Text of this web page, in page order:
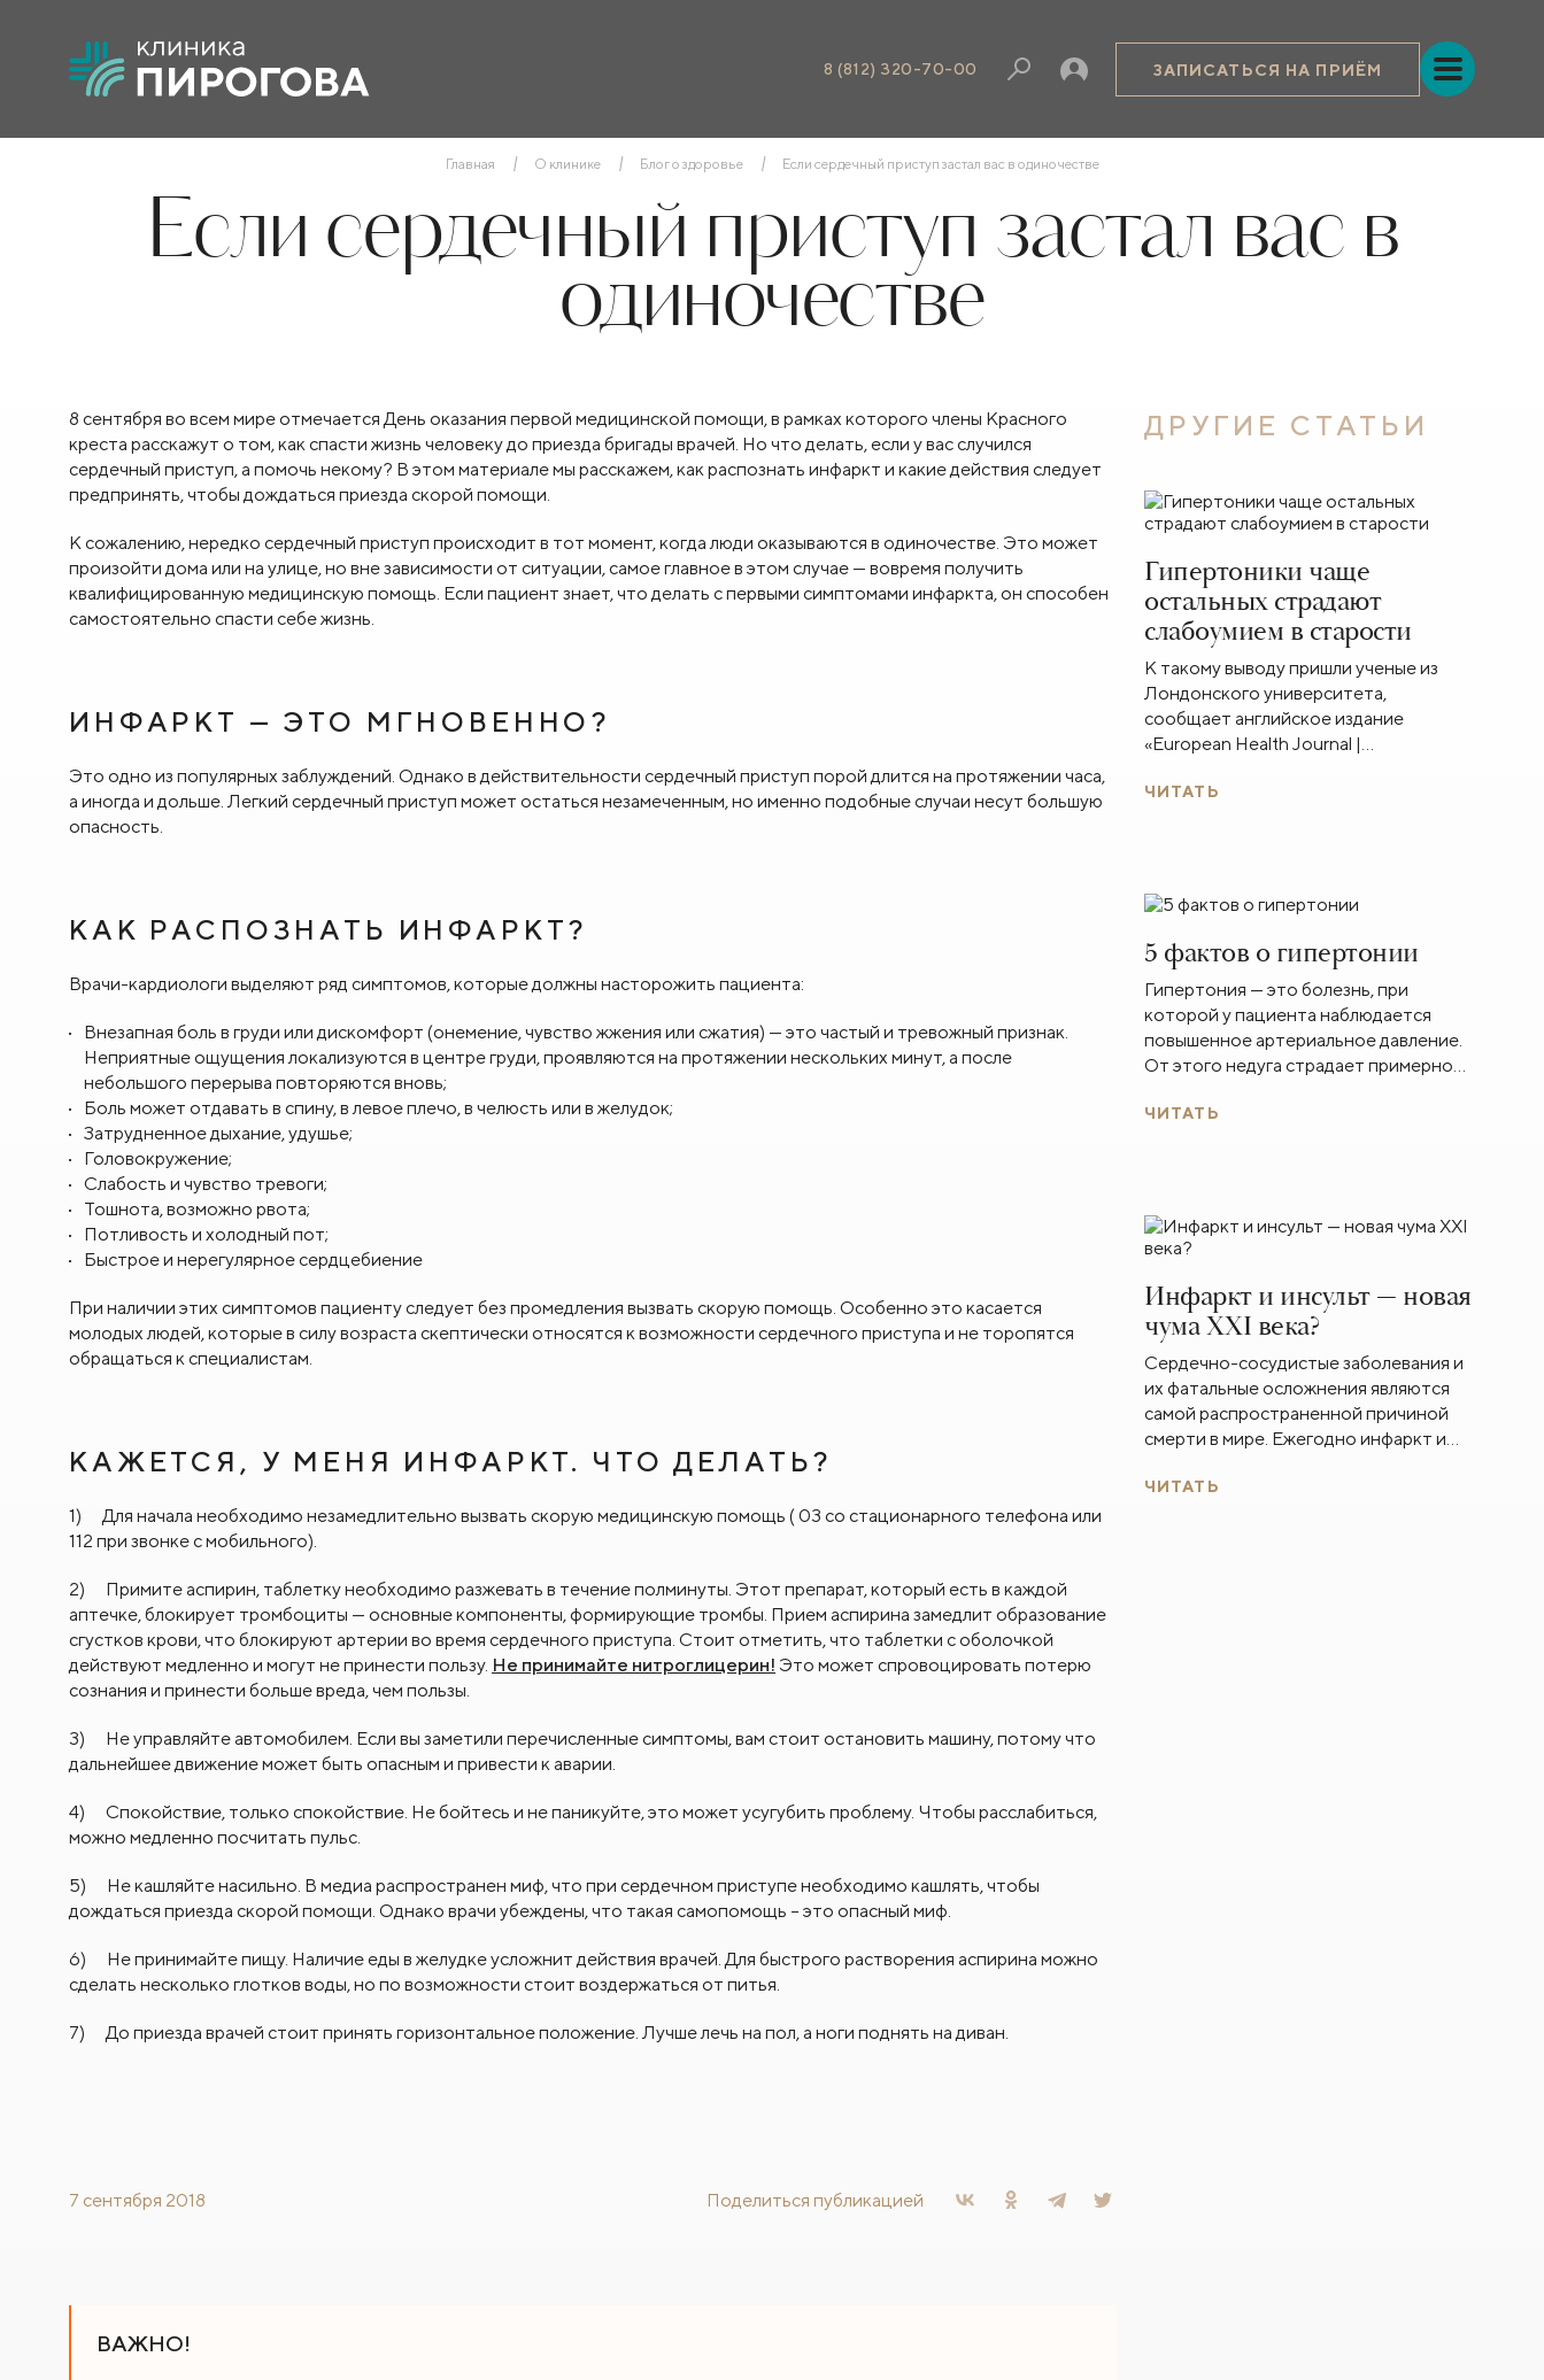
8 (812) 320-70-00 ЗАПИСАТЬСЯ НА ПРИЁМ
Главная О клинике Блог о здоровье Если сердечный приступ застал вас в одиночестве
Если сердечный приступ застал вас в
одиночестве
8 сентября во всем мире отмечается День оказания первой медицинской помощи, в рамках которого члены Красного
креста расскажут о том, как спасти жизнь человеку до приезда бригады врачей. Но что делать, если у вас случился
сердечный приступ, а помочь некому? В этом материале мы расскажем, как распознать инфаркт и какие действия следует
предпринять, чтобы дождаться приезда скорой помощи.
К сожалению, нередко сердечный приступ происходит в тот момент, когда люди оказываются в одиночестве. Это может
произойти дома или на улице, но вне зависимости от ситуации, самое главное в этом случае — вовремя получить
квалифицированную медицинскую помощь. Если пациент знает, что делать с первыми симптомами инфаркта, он способен
самостоятельно спасти себе жизнь.
ИНФАРКТ — ЭТО МГНОВЕННО?
Это одно из популярных заблуждений. Однако в действительности сердечный приступ порой длится на протяжении часа,
а иногда и дольше. Легкий сердечный приступ может остаться незамеченным, но именно подобные случаи несут большую
опасность.
КАК РАСПОЗНАТЬ ИНФАРКТ?
Врачи-кардиологи выделяют ряд симптомов, которые должны насторожить пациента:
Внезапная боль в груди или дискомфорт (онемение, чувство жжения или сжатия) — это частый и тревожный признак.
Неприятные ощущения локализуются в центре груди, проявляются на протяжении нескольких минут, а после
небольшого перерыва повторяются вновь;
Боль может отдавать в спину, в левое плечо, в челюсть или в желудок;
Затрудненное дыхание, удушье;
Головокружение;
Слабость и чувство тревоги;
Тошнота, возможно рвота;
Потливость и холодный пот;
Быстрое и нерегулярное сердцебиение
При наличии этих симптомов пациенту следует без промедления вызвать скорую помощь. Особенно это касается
молодых людей, которые в силу возраста скептически относятся к возможности сердечного приступа и не торопятся
обращаться к специалистам.
КАЖЕТСЯ, У МЕНЯ ИНФАРКТ. ЧТО ДЕЛАТЬ?
1) Для начала необходимо незамедлительно вызвать скорую медицинскую помощь ( 03 со стационарного телефона или
112 при звонке с мобильного).
2) Примите аспирин, таблетку необходимо разжевать в течение полминуты. Этот препарат, который есть в каждой
аптечке, блокирует тромбоциты — основные компоненты, формирующие тромбы. Прием аспирина замедлит образование
сгустков крови, что блокируют артерии во время сердечного приступа. Стоит отметить, что таблетки с оболочкой
действуют медленно и могут не принести пользу. Не принимайте нитроглицерин! Это может спровоцировать потерю
сознания и принести больше вреда, чем пользы.
3) Не управляйте автомобилем. Если вы заметили перечисленные симптомы, вам стоит остановить машину, потому что
дальнейшее движение может быть опасным и привести к аварии.
4) Спокойствие, только спокойствие. Не бойтесь и не паникуйте, это может усугубить проблему. Чтобы расслабиться,
можно медленно посчитать пульс.
5) Не кашляйте насильно. В медиа распространен миф, что при сердечном приступе необходимо кашлять, чтобы
дождаться приезда скорой помощи. Однако врачи убеждены, что такая самопомощь – это опасный миф.
6) Не принимайте пищу. Наличие еды в желудке усложнит действия врачей. Для быстрого растворения аспирина можно
сделать несколько глотков воды, но по возможности стоит воздержаться от питья.
7) До приезда врачей стоит принять горизонтальное положение. Лучше лечь на пол, а ноги поднять на диван.
7 сентября 2018 Поделиться публикацией
ВАЖНО!
ДРУГИЕ СТАТЬИ
Гипертоники чаще
остальных страдают
слабоумием в старости
К такому выводу пришли ученые из
Лондонского университета,
сообщает английское издание
«European Health Journal |
Исследования показали, что
что грозит риском развития деменции
в старости.
ЧИТАТЬ
5 фактов о гипертонии
Гипертония — это болезнь, при
которой у пациента наблюдается
повышенное артериальное давление.
От этого недуга страдает примерно
При этом не все пациенты знают о
незамеченным, протекая без явного
дискомфорта.
ЧИТАТЬ
Инфаркт и инсульт — новая
чума XXI века?
Сердечно-сосудистые заболевания и
их фатальные осложнения являются
самой распространенной причиной
смерти в мире. Ежегодно инфаркт и
миллионов человек. При этом
ЧИТАТЬ